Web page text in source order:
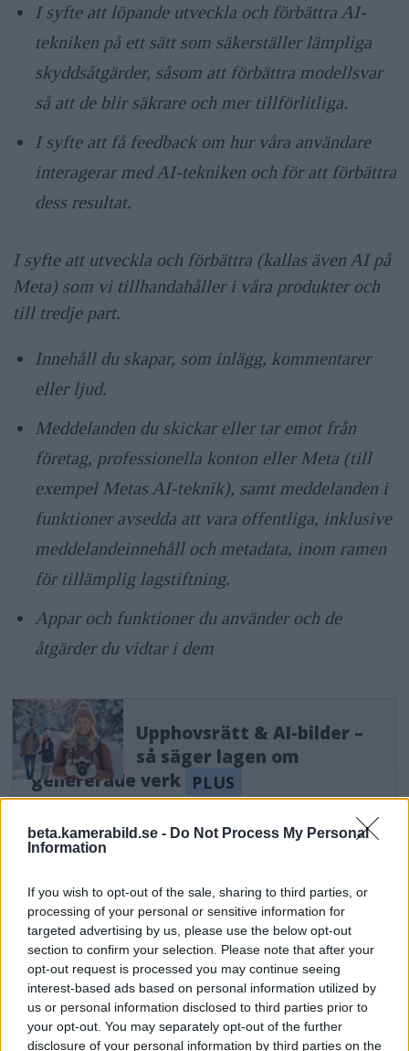
beta.kamerabild.se - Do Not Process My Personal
Information
If you wish to opt-out of the sale, sharing to third parties, or
processing of your personal or sensitive information for
targeted advertising by us, please use the below opt-out
section to confirm your selection. Please note that after your
opt-out request is processed you may continue seeing
interest-based ads based on personal information utilized by
us or personal information disclosed to third parties prior to
your opt-out. You may separately opt-out of the further
disclosure of your personal information by third parties on the
I syfte att löpande utveckla och förbättra AI-
tekniken på ett sätt som säkerställer lämpliga
skyddsåtgärder, såsom att förbättra modellsvar
så att de blir säkrare och mer tillförlitliga.
I syfte att få feedback om hur våra användare
interagerar med AI-tekniken och för att förbättra
dess resultat.
I syfte att utveckla och förbättra (kallas även AI på
Meta) som vi tillhandahåller i våra produkter och
till tredje part.
Innehåll du skapar, som inlägg, kommentarer
eller ljud.
Meddelanden du skickar eller tar emot från
företag, professionella konton eller Meta (till
exempel Metas AI-teknik), samt meddelanden i
funktioner avsedda att vara offentliga, inklusive
meddelandeinnehåll och metadata, inom ramen
för tillämplig lagstiftning.
Appar och funktioner du använder och de
åtgärder du vidtar i dem
Upphovsrätt & AI-bilder –
så säger lagen om
genererade verk
Samtidigt som de radar upp kärnvärdena har Meta
fått kritik för att felaktigt markera postade bilder
som "Skapade med AI", en etikett som vi skrev om
i artikelnMeta kan komma att tagga AI-genererade
bilderi augusti 2023 och skulle användas på